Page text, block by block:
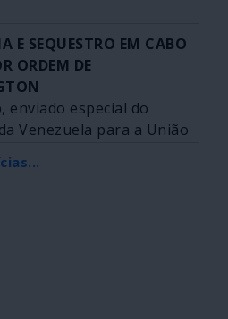
E SEQUESTRO EM CABO
ORDEM DE
enviado especial do
Venezuela para a União